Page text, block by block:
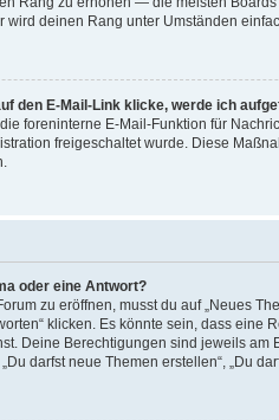
wird deinen Rang unter Umständen
den E-Mail-Link klicke, werde ich
foreninterne E-Mail-Funktion für
freigeschaltet wurde. Diese
oder eine Antwort?
zu eröffnen, musst du auf „Neues
klicken. Es könnte sein, dass eine
Deine Berechtigungen sind jeweils am
darfst neue Themen erstellen“, „Du